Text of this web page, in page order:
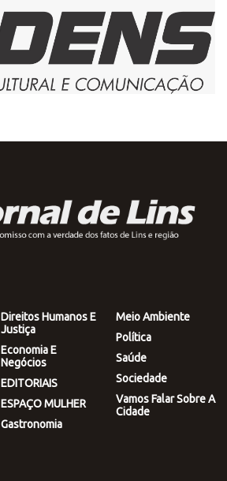
Direitos Humanos E
Justiça
Economia E
Negócios
EDITORIAIS
ESPAÇO MULHER
Gastronomia
Meio Ambiente
Política
Saúde
Sociedade
Vamos Falar Sobre A
Cidade